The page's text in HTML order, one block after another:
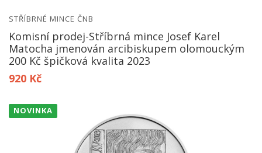
STŘÍBRNÉ MINCE ČNB
Komisní prodej-Stříbrná mince Josef Karel
Matocha jmenován arcibiskupem olomouckým
200 Kč špičková kvalita 2023
920 Kč
NOVINKA